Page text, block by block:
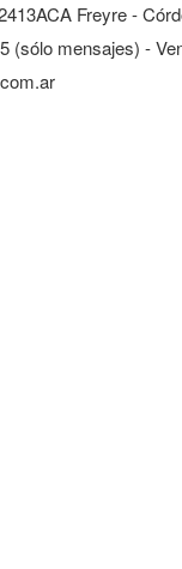
Freyre -
(sólo mensajes) -